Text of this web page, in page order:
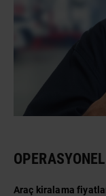
Araç kiralama